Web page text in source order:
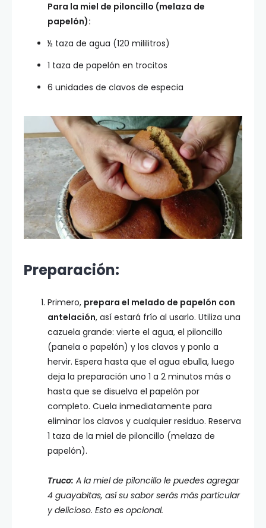
Para la miel de piloncillo (melaza de
papelón):
½ taza de agua (120 mililitros)
1 taza de papelón en trocitos
6 unidades de clavos de especia
Preparación:
Primero, prepara el melado de papelón con
antelación, así estará frío al usarlo. Utiliza una
cazuela grande: vierte el agua, el piloncillo
(panela o papelón) y los clavos y ponlo a
hervir. Espera hasta que el agua ebulla, luego
deja la preparación uno 1 a 2 minutos más o
hasta que se disuelva el papelón por
completo. Cuela inmediatamente para
eliminar los clavos y cualquier residuo. Reserva
1 taza de la miel de piloncillo (melaza de
papelón).
Truco: A la miel de piloncillo le puedes agregar
4 guayabitas, así su sabor serás más particular
y delicioso. Esto es opcional.